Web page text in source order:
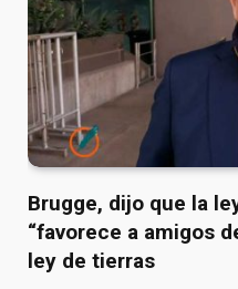
Brugge, dijo que la
“favorece a amigos
ley de tierras